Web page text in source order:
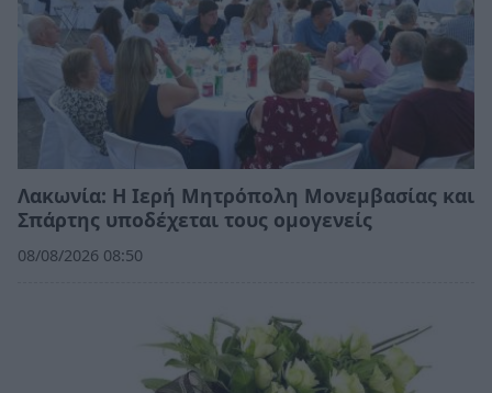
Λακωνία: Η Ιερή Μητρόπολη Μονεμβασίας και
Σπάρτης υποδέχεται τους ομογενείς
08/08/2026 08:50